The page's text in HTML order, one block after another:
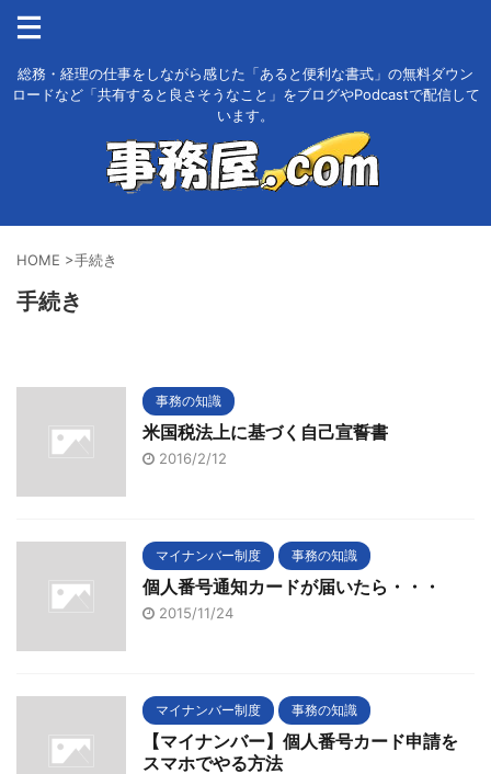
総務・経理の仕事をしながら感じた「あると便利な書式」の無料ダウン
ロードなど「共有すると良さそうなこと」をブログやPodcastで配信して
います。
HOME >手続き
手続き
事務の知識
米国税法上に基づく自己宣誓書
2016/2/12
マイナンバー制度 事務の知識
個人番号通知カードが届いたら・・・
2015/11/24
マイナンバー制度 事務の知識
【マイナンバー】個人番号カード申請を
スマホでやる方法